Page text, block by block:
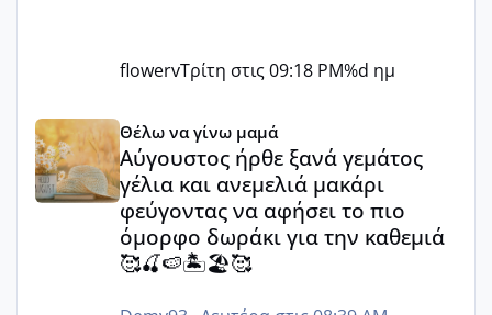
flowervΤρίτη στις 09:18 PM%d ημ
Αύγουστος ήρθε ξανά γεμάτος γέλια και ανεμελιά
Θέλω να γίνω μαμά
Αύγουστος ήρθε ξανά γεμάτος
γέλια και ανεμελιά μακάρι
φεύγοντας να αφήσει το πιο
όμορφο δωράκι για την καθεμιά
🥰🍒🍉🏝️🏖️🥰